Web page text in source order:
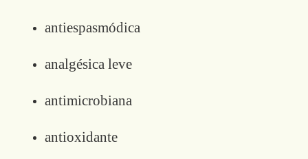
antiespasmódica
analgésica leve
antimicrobiana
antioxidante